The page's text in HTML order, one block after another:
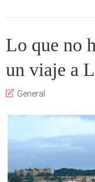
Lo que no
un viaje a
General